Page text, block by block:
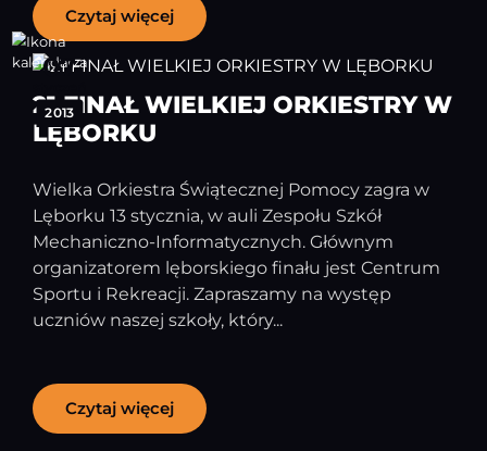
Czytaj więcej
07
2013
21 FINAŁ WIELKIEJ ORKIESTRY W
LĘBORKU
Wielka Orkiestra Świątecznej Pomocy zagra w
Lęborku 13 stycznia, w auli Zespołu Szkół
Mechaniczno-Informatycznych. Głównym
organizatorem lęborskiego finału jest Centrum
Sportu i Rekreacji. Zapraszamy na występ
uczniów naszej szkoły, który...
Czytaj więcej